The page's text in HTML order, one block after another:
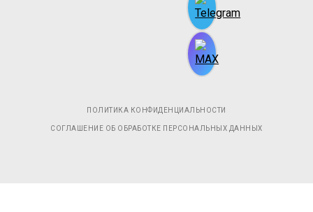
ПОЛИТИКА КОНФИДЕНЦИАЛЬНОСТИ
СОГЛАШЕНИЕ ОБ ОБРАБОТКЕ ПЕРСОНАЛЬНЫХ ДАННЫХ